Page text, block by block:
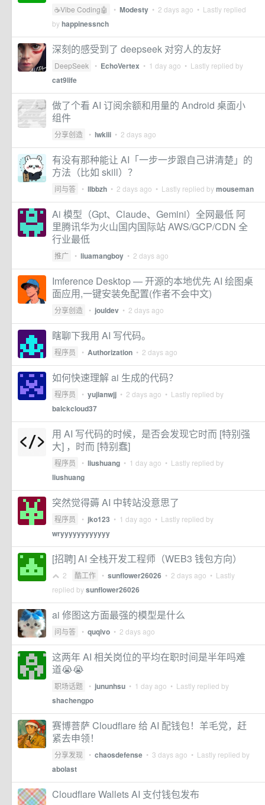
☕Vibe Coding🤖 • Modesty • 2 days ago • Lastly replied
byhappinessnch
深刻的感受到了 deepseek 对穷人的友好
DeepSeek • EchoVertex • 1 day ago • Lastly replied by
cat9life
做了个看 AI 订阅余额和用量的 Android 桌面小
组件
分享创造 • lwkiii • 2 days ago
有没有那种能让 AI「一步一步跟自己讲清楚」的
方法（比如 skill）？
问与答 • llbbzh • 2 days ago • Lastly replied bymouseman
Ai 模型（Gpt、Claude、Gemini）全网最低 阿
里腾讯华为火山国内国际站 AWS/GCP/CDN 全
行业最低
推广 • liuamangboy • 2 days ago
Imference Desktop — 开源的本地优先 AI 绘图桌
面应用,一键安装免配置(作者不会中文)
分享创造 • jouldev • 2 days ago
瞎聊下我用 AI 写代码。
程序员 • Authorization • 2 days ago
如何快速理解 ai 生成的代码？
程序员 • yujianwjj • 2 days ago • Lastly replied by
balckcloud37
用 AI 写代码的时候，是否会发现它时而 [特别强
大] ，时而 [特别蠢]
程序员 • liushuang • 1 day ago • Lastly replied by
liushuang
突然觉得薅 AI 中转站没意思了
程序员 • jko123 • 1 day ago • Lastly replied by
wryyyyyyyyyyyy
[招聘] AI 全栈开发工程师（WEB3 钱包方向）
2 酷工作 • sunflower26026 • 2 days ago • Lastly
replied bysunflower26026
ai 修图这方面最强的模型是什么
问与答 • quqivo • 2 days ago
这两年 AI 相关岗位的平均在职时间是半年吗难
道😭😭
职场话题 • jununhsu • 1 day ago • Lastly replied by
shachengpo
赛博菩萨 Cloudflare 给 AI 配钱包！羊毛党，赶
紧去申领！
分享发现 • chaosdefense • 3 days ago • Lastly replied by
abolast
Cloudflare Wallets AI 支付钱包发布